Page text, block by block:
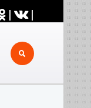
| |